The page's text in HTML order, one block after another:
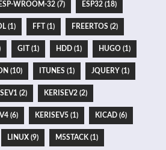
ESP-WROOM-32 (7) ESP32 (18)
(1) FFT (1) FREERTOS (2)
GIT (1) HDD (1) HUGO (1)
(10) ITUNES (1) JQUERY (1)
(2) KERISEV2 (2)
(6) KERISEV5 (1) KICAD (6)
LINUX (9) M5STACK (1)